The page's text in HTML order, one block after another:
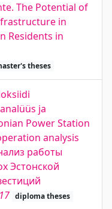
The Potential of
in
Residents in
theses
ja
Power Station
analysis
работы
Эстонской
diploma theses